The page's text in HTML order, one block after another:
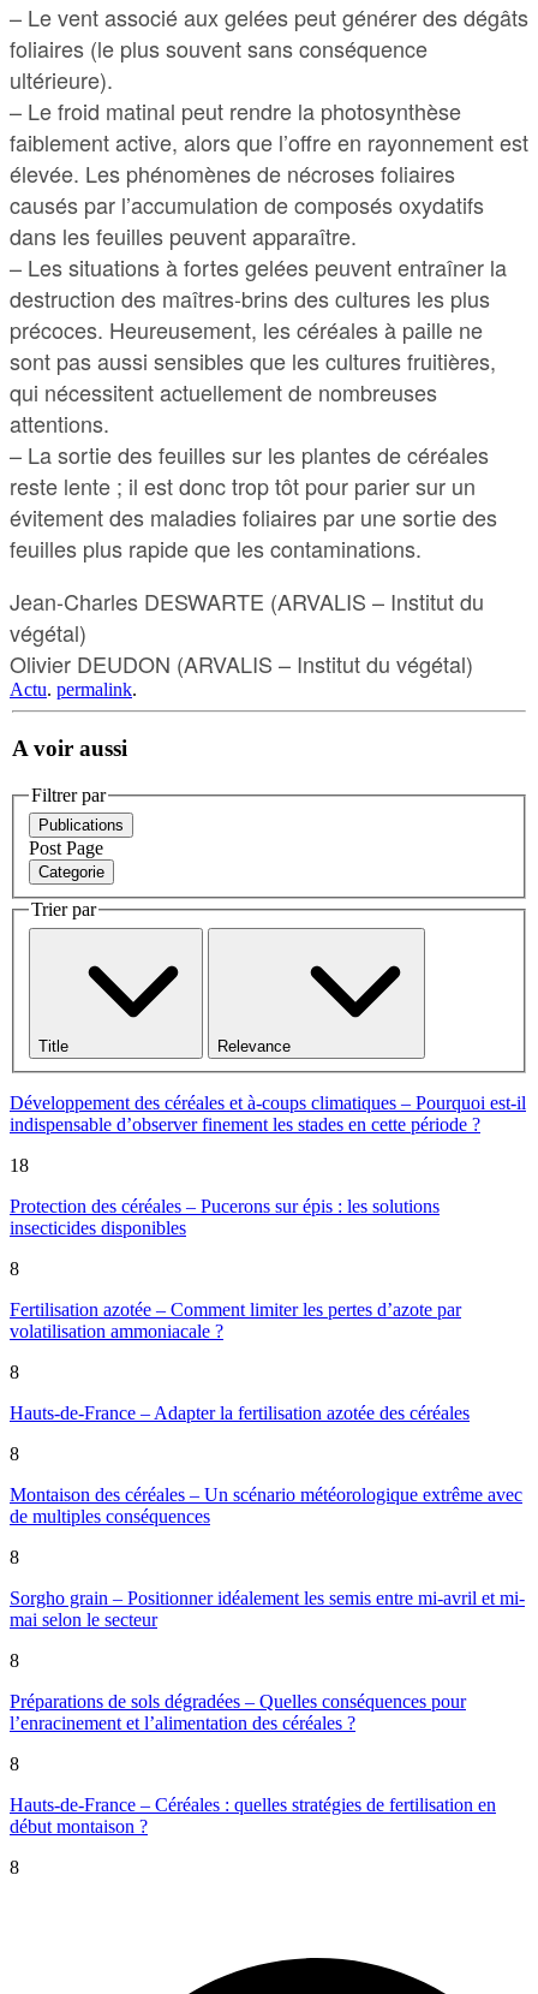
– Le vent associé aux gelées peut générer des dégâts
foliaires (le plus souvent sans conséquence
ultérieure).
– Le froid matinal peut rendre la photosynthèse
faiblement active, alors que l’offre en rayonnement est
élevée. Les phénomènes de nécroses foliaires
causés par l’accumulation de composés oxydatifs
dans les feuilles peuvent apparaître.
– Les situations à fortes gelées peuvent entraîner la
destruction des maîtres-brins des cultures les plus
précoces. Heureusement, les céréales à paille ne
sont pas aussi sensibles que les cultures fruitières,
qui nécessitent actuellement de nombreuses
attentions.
– La sortie des feuilles sur les plantes de céréales
reste lente ; il est donc trop tôt pour parier sur un
évitement des maladies foliaires par une sortie des
feuilles plus rapide que les contaminations.
Jean-Charles DESWARTE (ARVALIS – Institut du
végétal)
Olivier DEUDON (ARVALIS – Institut du végétal)
Actu. permalink.
A voir aussi
Filtrer par
Publications
Post Page
Categorie
Trier par
Title Relevance
Développement des céréales et à-coups climatiques – Pourquoi est-il
indispensable d’observer finement les stades en cette période ?
18
Protection des céréales – Pucerons sur épis : les solutions
insecticides disponibles
8
Fertilisation azotée – Comment limiter les pertes d’azote par
volatilisation ammoniacale ?
8
Hauts-de-France – Adapter la fertilisation azotée des céréales
8
Montaison des céréales – Un scénario météorologique extrême avec
de multiples conséquences
8
Sorgho grain – Positionner idéalement les semis entre mi-avril et mi-
mai selon le secteur
8
Préparations de sols dégradées – Quelles conséquences pour
l’enracinement et l’alimentation des céréales ?
8
Hauts-de-France – Céréales : quelles stratégies de fertilisation en
début montaison ?
8